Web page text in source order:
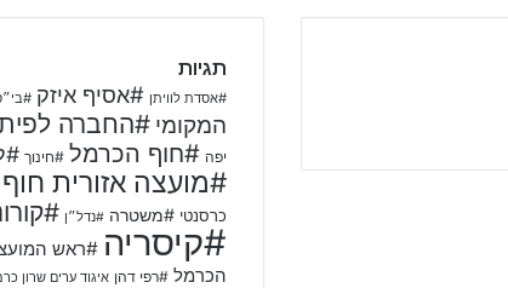
תגיות
#אסדת לוויתן #אסיף איזק
המקומי #החברה
יפה #חוף הכרמל #חינוך
#מועצה אזורית
כרסנטי #משטרה #נדל״ן
#קיסריה #ראש
הכרמל #רפי דהן איגוד ערים שרון